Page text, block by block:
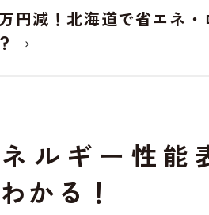
円減！北海道で省エネ
ルギー性能
かる！